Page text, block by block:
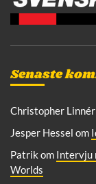
Senaste
Christopher Linnér
Jesper Hessel om
Patrik om Intervju
Worlds